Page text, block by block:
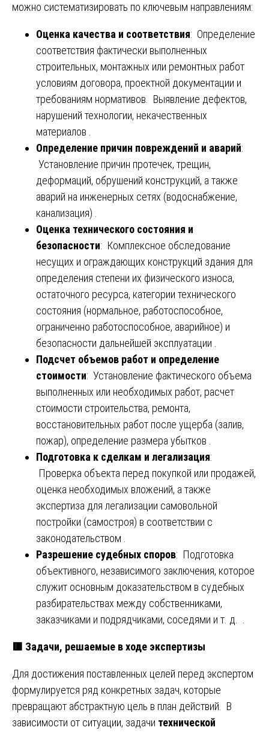
можно систематизировать по ключевым направлениям:
Оценка качества и соответствия: Определение
соответствия фактически выполненных
строительных, монтажных или ремонтных работ
условиям договора, проектной документации и
требованиям нормативов. Выявление дефектов,
нарушений технологии, некачественных
материалов .
Определение причин повреждений и аварий:
Установление причин протечек, трещин,
деформаций, обрушений конструкций, а также
аварий на инженерных сетях (водоснабжение,
канализация) .
Оценка технического состояния и
безопасности: Комплексное обследование
несущих и ограждающих конструкций здания для
определения степени их физического износа,
остаточного ресурса, категории технического
состояния (нормальное, работоспособное,
ограниченно работоспособное, аварийное) и
безопасности дальнейшей эксплуатации .
Подсчет объемов работ и определение
стоимости: Установление фактического объема
выполненных или необходимых работ, расчет
стоимости строительства, ремонта,
восстановительных работ после ущерба (залив,
пожар), определение размера убытков .
Подготовка к сделкам и легализация:
Проверка объекта перед покупкой или продажей,
оценка необходимых вложений, а также
экспертиза для легализации самовольной
постройки (самостроя) в соответствии с
законодательством .
Разрешение судебных споров: Подготовка
объективного, независимого заключения, которое
служит основным доказательством в судебных
разбирательствах между собственниками,
заказчиками и подрядчиками, соседями и т. д. .
🟥 Задачи, решаемые в ходе экспертизы
Для достижения поставленных целей перед экспертом
формулируется ряд конкретных задач, которые
превращают абстрактную цель в план действий. В
зависимости от ситуации, задачи технической